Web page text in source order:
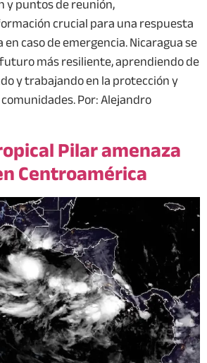
crucial para una respuesta
caso de emergencia. Nicaragua se
más resiliente, aprendiendo de
y trabajando en la protección y
Por: Alejandro
Pilar amenaza
Centroamérica